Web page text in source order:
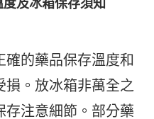
的藥品保存溫度和
損。放冰箱非萬全之
存注意細節。部分藥